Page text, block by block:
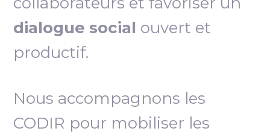
dialogue social ouvert et
productif.
Nous accompagnons les
CODIR pour mobiliser les